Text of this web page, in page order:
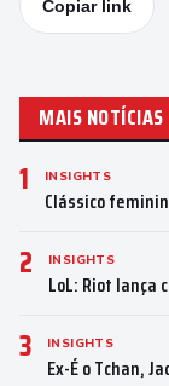
Copiar link
MAIS NOTÍCIAS
1 INSIGHTS
Clássico
2 INSIGHTS
LoL: Riot lança
3 INSIGHTS
Ex-É o Tchan,